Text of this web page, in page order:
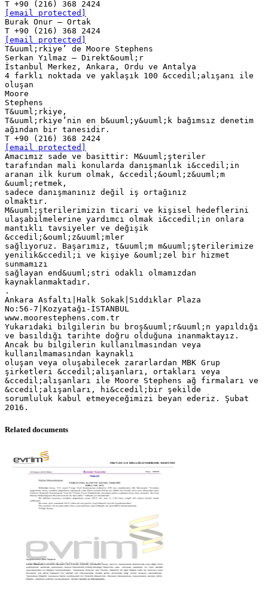
[email protected]
Burak Onur – Ortak
[email protected]
T&uuml;rkiye’ de Moore Stephens
Serkan Yılmaz – Direkt&ouml;r
İstanbul Merkez, Ankara, Ordu ve Antalya
4 farklı noktada ve yaklaşık 100 &ccedil;alışanı ile
oluşan
Moore
Stephens
T&uuml;rkiye,
T&uuml;rkiye’nin en b&uuml;y&uuml;k bağımsız denetim
ağından bir tanesidir.
[email protected]
Amacımız sade ve basittir: M&uuml;şteriler
tarafından mali konularda danışmanlık i&ccedil;in
aranan ilk kurum olmak, &ccedil;&ouml;z&uuml;m
&uuml;retmek,
sadece danışmanınız değil iş ortağınız
olmaktır.
M&uuml;şterilerimizin ticari ve kişisel hedeflerini
ulaşabilmelerine yardımcı olmak i&ccedil;in onlara
mantıklı tavsiyeler ve değişik
&ccedil;&ouml;z&uuml;mler
sağlıyoruz. Başarımız, t&uuml;m m&uuml;şterilerimize
yenilik&ccedil;i ve kişiye &ouml;zel bir hizmet
sunmamızı
sağlayan end&uuml;stri odaklı olmamızdan
kaynaklanmaktadır.
.
Ankara Asfaltı|Halk Sokak|Sıddıklar Plaza
No:56-7|Kozyatağı-İSTANBUL
www.moorestephens.com.tr
Yukarıdaki bilgilerin bu broş&uuml;r&uuml;n yapıldığı
ve basıldığı tarihte doğru olduğuna inanmaktayız.
Ancak bu bilgilerin kullanılmasından veya
kullanılmamasından kaynaklı
oluşan veya oluşabilecek zararlardan MBK Grup
şirketleri &ccedil;alışanları, ortakları veya
&ccedil;alışanları ile Moore Stephens ağ firmaları ve
&ccedil;alışanları, hi&ccedil;bir şekilde
sorumluluk kabul etmeyeceğimizi beyan ederiz. Şubat
Related documents